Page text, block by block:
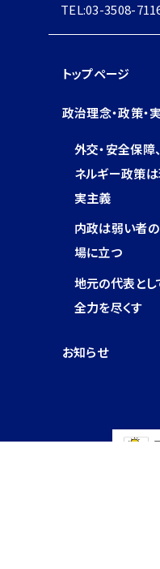
TEL:03-3508-
トップページ
政治理念・政策・
外交・安全保障
ネルギー政策
実主義
内政は弱い者
場に立つ
地元の代表とし
全力を尽くす
お知らせ